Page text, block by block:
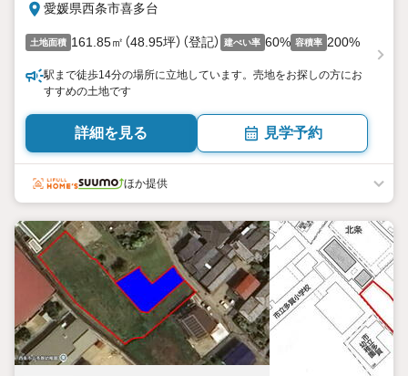
愛媛県西条市喜多台
土地面積 161.85㎡（48.95坪）（登記） 建ぺい率 60% 容積率 200%
駅まで徒歩14分の場所に立地しています。売地をお探しの方にお
すすめの土地です
詳細を見る 見学予約
ほか提供